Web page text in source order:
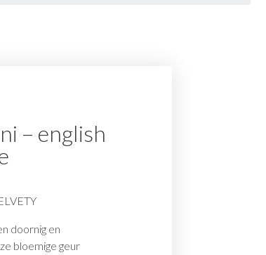
– english
doornig en
bloemige geur